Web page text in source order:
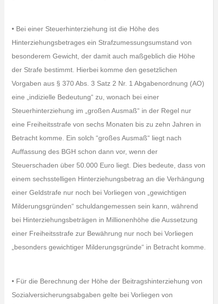
• Bei einer Steuerhinterziehung ist die Höhe des
Hinterziehungsbetrages ein Strafzumessungsumstand von
besonderem Gewicht, der damit auch maßgeblich die Höhe
der Strafe bestimmt. Hierbei komme den gesetzlichen
Vorgaben aus § 370 Abs. 3 Satz 2 Nr. 1 Abgabenordnung (AO)
eine „indizielle Bedeutung“ zu, wonach bei einer
Steuerhinterziehung im „großen Ausmaß“ in der Regel nur
eine Freiheitsstrafe von sechs Monaten bis zu zehn Jahren in
Betracht komme. Ein solch “großes Ausmaß“ liegt nach
Auffassung des BGH schon dann vor, wenn der
Steuerschaden über 50.000 Euro liegt. Dies bedeute, dass von
einem sechsstelligen Hinterziehungsbetrag an die Verhängung
einer Geldstrafe nur noch bei Vorliegen von „gewichtigen
Milderungsgründen“ schuldangemessen sein kann, während
bei Hinterziehungsbeträgen in Millionenhöhe die Aussetzung
einer Freiheitsstrafe zur Bewährung nur noch bei Vorliegen
„besonders gewichtiger Milderungsgründe“ in Betracht komme.
• Für die Berechnung der Höhe der Beitragshinterziehung von
Sozialversicherungsabgaben gelte bei Vorliegen von